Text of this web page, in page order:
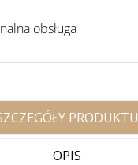
obsługa
PRODUKTU
OPIS